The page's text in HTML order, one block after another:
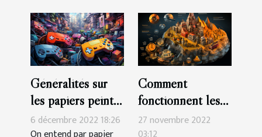
Généralités sur
les papiers peints
de type rétro
6 décembre 2022 18:26
Comment
fonctionnent les
crypto-monnaies ?
27 novembre 2022